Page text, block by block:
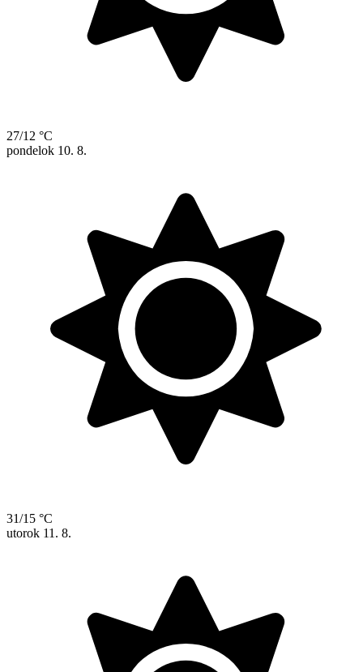
27/12 °C
pondelok 10. 8.
31/15 °C
utorok 11. 8.